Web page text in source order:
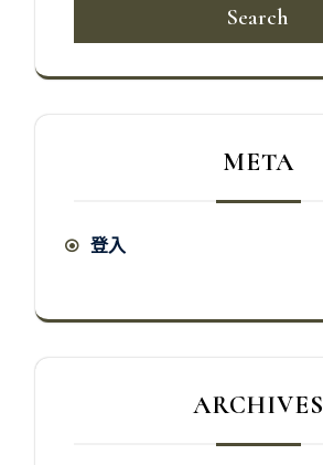
Search
META
登入
ARCHIVES